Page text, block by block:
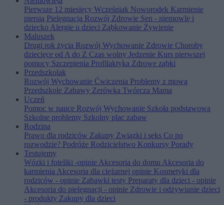
Pierwsze 12 miesięcy Wcześniak Noworodek Karmienie
piersią Pielęgnacja Rozwój Zdrowie Sen - niemowlę i
dziecko Alergie u dzieci Ząbkowanie Żywienie
Maluszek
Drugi rok życia Rozwój Wychowanie Zdrowie Choroby
dziecięce od A do Z Czas wolny Jedzenie Kurs pierwszej
pomocy Szczepienia Profilaktyka Zdrowe ząbki
Przedszkolak
Rozwój Wychowanie Ćwiczenia Problemy z mową
Przedszkole Zabawy Zerówka Twórcza Mama
Uczeń
Pomoc w nauce Rozwój Wychowanie Szkoła podstawowa
Szkolne problemy Szkolny plac zabaw
Rodzina
Prawo dla rodziców Zakupy Związki i seks Co po
rozwodzie? Podróże Rodzicielstwo Konkursy Porady
Testujemy
Wózki i foteliki -opinieAkcesoria do domu Akcesoria do
karmieniaAkcesoria dla ciężarnej opinie Kosmetyki dla
rodziców - opinie Zabawki testy Preparaty dla dzieci - opinie
Akcesoria do pielęgnacji - opinie Zdrowie i odżywianie dzieci
- produkty Zakupy dla dzieci